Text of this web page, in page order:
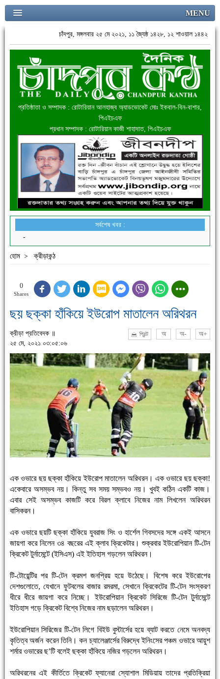
MENU
চাঁদপুর, মঙ্গলবার ২৫ মে ২০২১, ১১ জ্যৈষ্ঠ ১৪২৮, ১২ শাওয়াল ১৪৪২
প্রতিষ্ঠাতা ও সম্পাদক : রোটারিয়ান আলহাজ্ব অ্যাডভোকেট মোঃ ইকবাল-বিন-বাশার,
পিএইচএফ
প্রধান সম্পাদক : রোটারিয়ান কাজী শাহাদাত, পিএইচএফ
সর্বশেষ খবর :
হোম > ক্রীড়াকন্ঠ
0
Shares
ছয় ছক্কা হাঁকিয়ে ইউরোপ মাতালেন অরিথরন
ক্রীড়া প্রতিবেদক ॥
২৫ মে, ২০২১ ০৩:০৫:০৬
প্রিন্ট অ অ- অ+
এক ওভারে ছয় ছক্কা হাঁকিয়ে ইউরোপ মাতালেন অরিথরন। এক ওভারে ছয় ছক্কা!
একেবারে অসম্ভব নয়। কিন্তু সব সময় সম্ভবও নয়। খুবই কঠিন একটি কাজ।
এবার সেই অসম্ভব কাজটি করে বিরল ক্লাবে নিজের নাম লিখলেন অরিথরন
বাসিকরন।
এক ওভারে ছয়টি ছক্কা হাঁকিয়ে যুবরাজ সিং ও হার্শেল গিবসদের সঙ্গে একই আসনে
জায়গা করে নিলেন ৩৪ বছরের এই ক্লাব ক্রিকেটার। শুক্রবার ইউরোপিয়ান টি-টেন
ক্রিকেট টুর্নামেন্টে (ইসিএস) এই ইতিহাস গড়লেন অরিথরন।
টি-টোয়েন্টির পর টি-টেন ক্রমশ জনপ্রিয় হয়ে উঠেছে। বিশেষ করে ইউরোপের
দেশগুলোতে, যেখানে ফুটবলের বাজার রমরমা, সেখানে ক্রিকেটের টি-টেন সংস্করণ
ধীরে ধীরে জায়গা করে নিচ্ছে। ইউরোপিয়ান ক্রিকেট সিরিজে টি-টেন টুর্নামেন্টে
ইতিহাস গড়ে ক্রিকেট বিশ্বে নিজের নাম ছড়ালেন অরিথরন।
ইউরোপিয়ান সিরিজের টি-টেন লিগে বিইউ বুস্টার্সের হয়ে ব্যাট করতে নেমে অনবদ্য
কৃতিত্ব অর্জন করেন তিনি। কন চ্যালেঞ্জার্সের বিরুদ্ধে ইনিংসের পঞ্চম ওভারে আয়ুশ
শর্মার ওভারের ছ’টি বলেই ছক্কা হাঁকিয়ে নজির গড়লেন অরিথরন।
অরিথরনের এই কীর্তিতে ক্রিকেট ফ্যানেরা স্যোশাল মিডিয়ায় তাদের প্রতিক্রিয়া